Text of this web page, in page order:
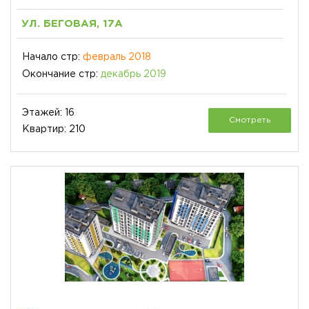
УЛ. БЕГОВАЯ, 17А
Начало стр: февраль 2018
Окончание стр: декабрь 2019
Этажей: 16
Квартир: 210
Смотреть